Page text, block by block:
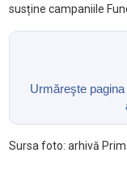
susține campaniile
Urmăreşte pagina
Sursa foto: arhivă